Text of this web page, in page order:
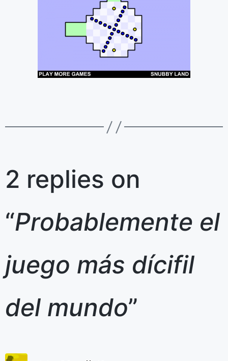
2 replies on
“Probablemente el
juego más dícifil
del mundo”